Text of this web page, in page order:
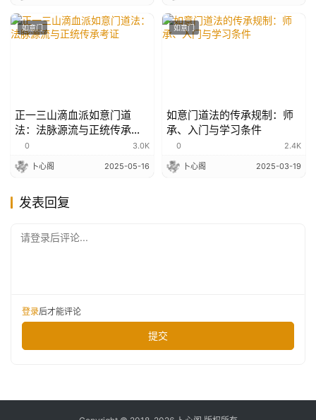
如意门
正一三山滴血派如意门道
法：法脉源流与正统传承考
证0 3.0K
卜心阁 2025-05-16
如意门
如意门道法的传承规制：师
承、入门与学习条件
0 2.4K
卜心阁 2025-03-19
发表回复
请登录后评论...
登录后才能评论
提交